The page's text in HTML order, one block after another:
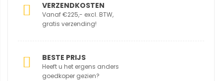
VERZENDKOSTEN
Vanaf €225,- excl. BTW,
gratis verzending!
BESTE PRIJS
Heeft u het ergens anders
goedkoper gezien?